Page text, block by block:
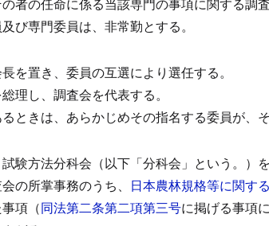
び専門委員は、非常勤とする。
を置き、委員の互選により選任する。
理し、調査会を代表する。
ときは、あらかじめその指名する委員が、
験方法分科会（以下「分科会」という。）を
の所掌事務のうち、 日本農林規格等に関す
項（同法第二条第二項第三号に掲げる事項